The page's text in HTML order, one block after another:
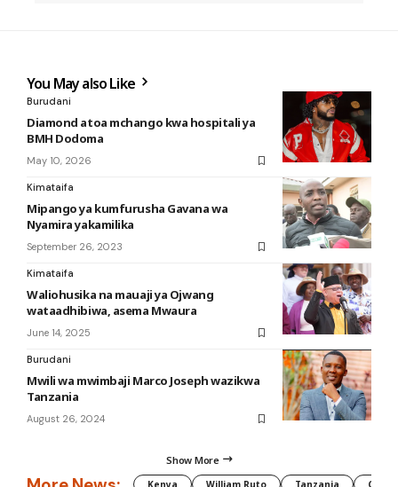
You May also Like
Burudani
Diamond atoa mchango kwa hospitali ya
BMH Dodoma
May 10, 2026
Kimataifa
Mipango ya kumfurusha Gavana wa
Nyamira yakamilika
September 26, 2023
Kimataifa
Waliohusika na mauaji ya Ojwang
wataadhibiwa, asema Mwaura
June 14, 2025
Burudani
Mwili wa mwimbaji Marco Joseph wazikwa
Tanzania
August 26, 2024
Show More